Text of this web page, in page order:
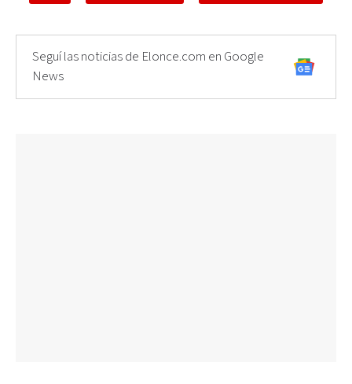
Seguí las noticias de Elonce.com en Google
News